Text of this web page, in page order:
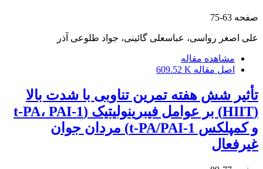
صفحه 63-75
علی اصغر رواسی، عباسعلی گائینی، جواد طلوعی آذر
مشاهده مقاله
اصل مقاله 609.52 K
تأثیر شش هفته تمرین تناوبی با شدت بالا
(HIIT) بر عوامل فیبرینولیتیک (t-PA، PAI-1
و کمپلکس t-PA/PAI-1) مردان جوان
غیرفعال